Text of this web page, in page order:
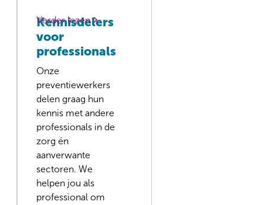
Kennisdelers
voor
professionals
Onze
preventiewerkers
delen graag hun
kennis met andere
professionals in de
zorg én
aanverwante
sectoren. We
helpen jou als
professional om
Verder lezen